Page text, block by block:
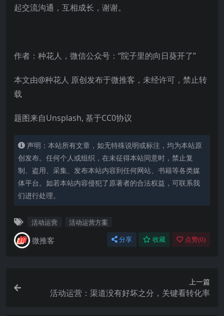
起交流沟通，互相成长，谢谢。
作者：种花人，微信公众号：“院子里的向日葵开了”
本文由@种花人 原创发布于微推客，未经许可，禁止转
载
题图来自Unsplash, 基于CC0协议
声明：本站所有文章，如无特殊说明或标注，均为本站原
创发布。任何个人或组织，在未征得本站同意时，禁止复
制、盗用、采集、发布本站内容到任何网站、书籍等各类媒
体平台。如若本站内容侵犯了原著者的合法权益，可联系我
们进行处理。
活动运营 活动运营方案
微推客 分享 收藏 点赞(0)
上一篇
活动运营：渠道没有好坏之分，关键看转化率